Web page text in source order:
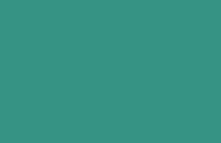
miesto